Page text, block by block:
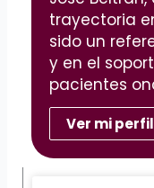
trayectoria
sido un
y en el
pacientes
Ver mi perfil